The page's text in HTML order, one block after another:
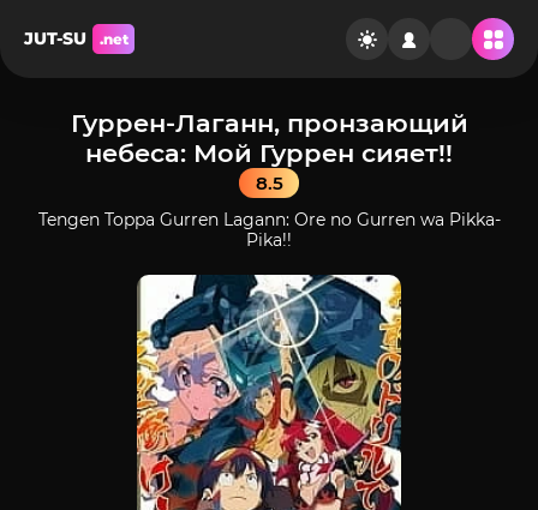
JUT-SU .net
Гуррен-Лаганн, пронзающий
небеса: Мой Гуррен сияет!!
8.5
Tengen Toppa Gurren Lagann: Ore no Gurren wa Pikka-
Pika!!